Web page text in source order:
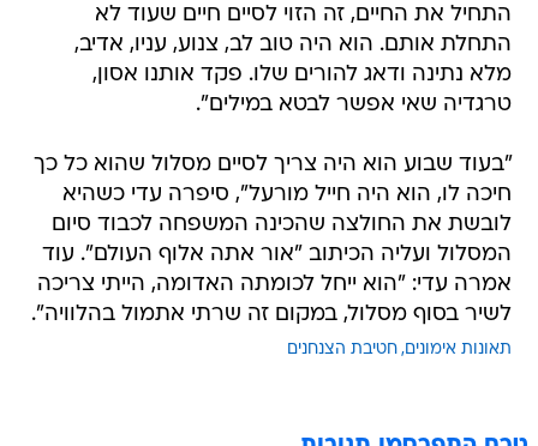
התחיל את החיים, זה הזוי לסיים חיים שעוד לא
התחלת אותם. הוא היה טוב לב, צנוע, עניו, אדיב,
מלא נתינה ודאג להורים שלו. פקד אותנו אסון,
טרגדיה שאי אפשר לבטא במילים".
"בעוד שבוע הוא היה צריך לסיים מסלול שהוא כל כך
חיכה לו, הוא היה חייל מורעל", סיפרה עדי כשהיא
לובשת את החולצה שהכינה המשפחה לכבוד סיום
המסלול ועליה הכיתוב "אור אתה אלוף העולם". עוד
אמרה עדי: "הוא ייחל לכומתה האדומה, הייתי צריכה
לשיר בסוף מסלול, במקום זה שרתי אתמול בהלוויה".
תאונות אימונים חטיבת הצנחנים